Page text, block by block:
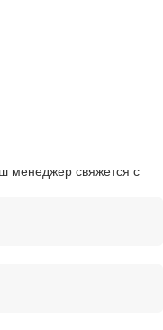
менеджер свяжется с